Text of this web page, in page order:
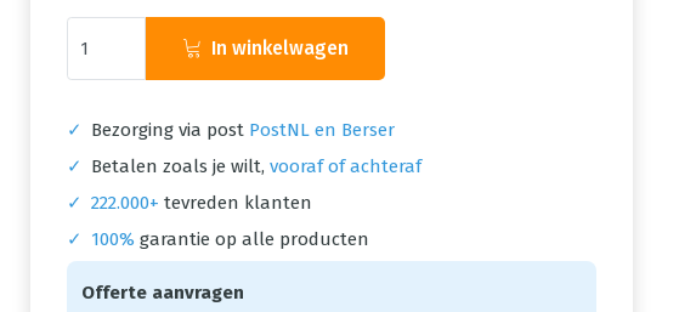
In winkelwagen
✓ Bezorging via post PostNL en Berser
✓
Betalen zoals je wilt, vooraf of achteraf
✓ 222.000+ tevreden klanten
✓
100% garantie op alle producten
Offerte aanvragen